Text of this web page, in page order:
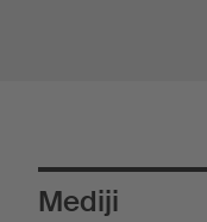
Mediji